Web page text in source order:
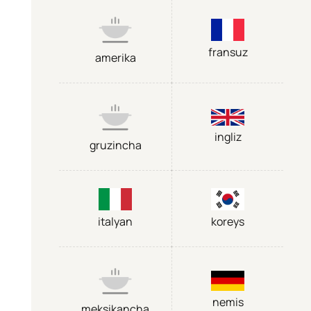
amerika fransuz
gruzincha
ingliz
italyan koreys
nemis